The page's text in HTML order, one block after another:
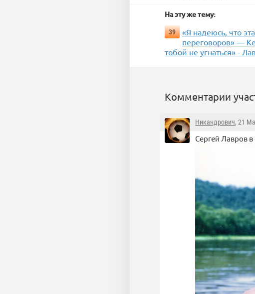
На эту же тему:
39
«Я надеюсь, что
переговоров» —
тобой не угнаться» -
Комментарии
Никандрович, 21
Сергей Лавров